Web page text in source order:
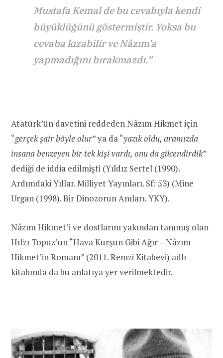
Mustafa Kemal de bu cevabıyla kendi
büyüklüğünü göstermiştir. Yoksa bu
cevaba kızabilir ve Nâzım’a
yapmadığını bırakmazdı.”
Atatürk’ün davetini reddeden Nâzım Hikmet için
“gerçek şair böyle olur” ya da “yazık oldu, aramızda
insana benzeyen bir tek kişi vardı, onu da gücendirdik”
dediği de iddia edilmişti (Yıldız Sertel (1990).
Ardımdaki Yıllar. Milliyet Yayınları. Sf: 53) (Mine
Urgan (1998). Bir Dinozorun Anıları. YKY).
Nâzım Hikmet’i ve dostlarını yakından tanımış olan
Hıfzı Topuz’un “Hava Kurşun Gibi Ağır – Nâzım
Hikmet’in Romanı” (2011. Remzi Kitabevi) adlı
kitabında da bu anlatıya yer verilmektedir.